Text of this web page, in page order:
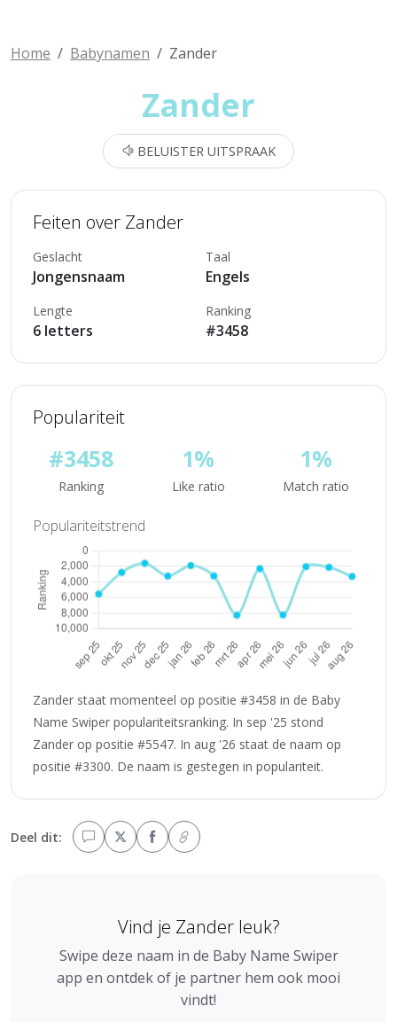
Home Babynamen Zander
Zander
BELUISTER UITSPRAAK
Feiten over Zander
Geslacht
Jongensnaam
Taal
Engels
Lengte
6 letters
Ranking
#3458
Populariteit
#3458
Ranking
1%
Like ratio
1%
Match ratio
Populariteitstrend
Zander staat momenteel op positie #3458 in de Baby
Name Swiper populariteitsranking. In sep '25 stond
Zander op positie #5547. In aug '26 staat de naam op
positie #3300. De naam is gestegen in populariteit.
Deel dit:
Vind je Zander leuk?
Swipe deze naam in de Baby Name Swiper
app en ontdek of je partner hem ook mooi
vindt!